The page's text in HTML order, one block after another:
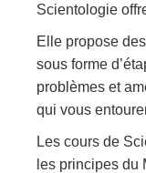
Scientologie
Elle propose
sous forme
problèmes et
qui vous
Les cours de
les principes du